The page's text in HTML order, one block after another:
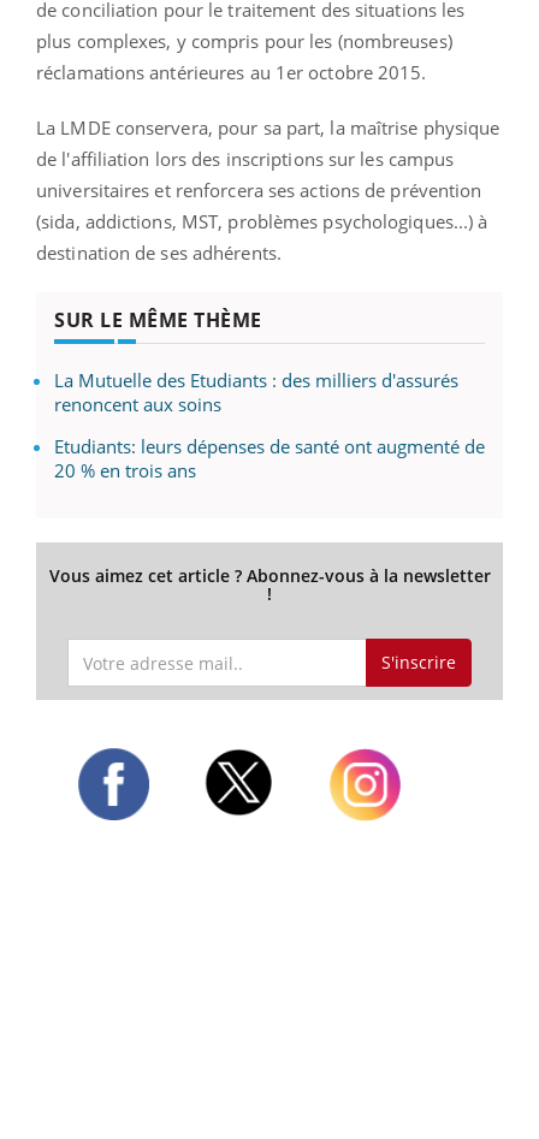
de conciliation pour le traitement des situations les
plus complexes, y compris pour les (nombreuses)
réclamations antérieures au 1er octobre 2015.
La LMDE conservera, pour sa part, la maîtrise physique
de l'affiliation lors des inscriptions sur les campus
universitaires et renforcera ses actions de prévention
(sida, addictions, MST, problèmes psychologiques...) à
destination de ses adhérents.
SUR LE MÊME THÈME
La Mutuelle des Etudiants : des milliers d'assurés
renoncent aux soins
Etudiants: leurs dépenses de santé ont augmenté de
20 % en trois ans
Vous aimez cet article ? Abonnez-vous à la newsletter
!
S'inscrire